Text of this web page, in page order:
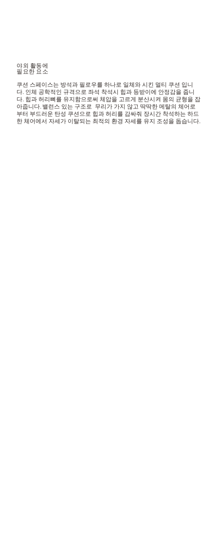
야외 활동에
​필요한 요소
쿠션 스페이스는 방석과 필로우를 하나로 일체와 시킨 멀티 쿠션 입니
다. 인체 공학적인 규격으로 좌석 착석시 힙과 등받이에 안정감을 줍니
다. 힙과 허리뼈를 유지함으로써 체압을 고르게 분산시켜 몸의 균형을 잡
아줍니다. 밸런스 있는 구조로 무리가 가지 않고 딱딱한 메탈의 체어로
부터 부드러운 탄성 쿠션으로 힙과 허리를 감싸줘 장시간 착석하는 하드
한 체어에서 자세가 이탈되는 최적의 환경 자세를 유지 조성을 돕습니다.